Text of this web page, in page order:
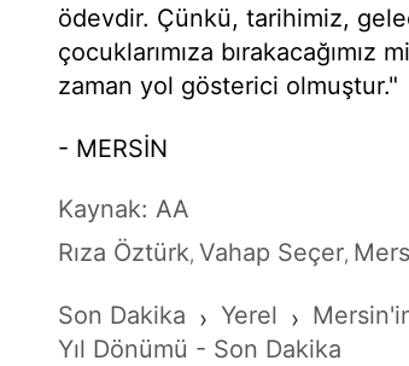
ödevdir. Çünkü, tarihimiz,
çocuklarımıza bırakacağımız
zaman yol gösterici olmuştur."
- MERSİN
Kaynak: AA
Rıza Öztürk, Vahap Seçer,
Son Dakika › Yerel ›
Yıl Dönümü - Son Dakika